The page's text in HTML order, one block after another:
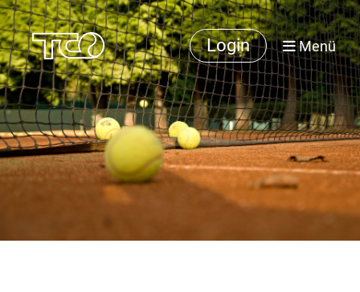
Login Menü